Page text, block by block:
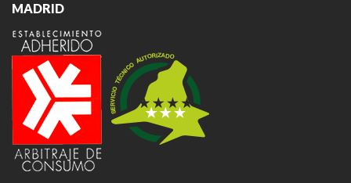
MADRID